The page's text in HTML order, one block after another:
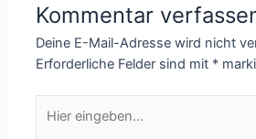
Kommentar
Deine E-Mail-Adresse wird nicht
Erforderliche Felder sind mit *
eingeben…